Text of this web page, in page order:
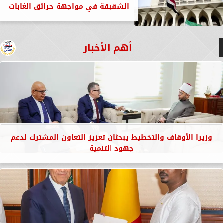
الشقيقة في مواجهة حرائق الغابات
أهم الأخبار
وزيرا الأوقاف والتخطيط يبحثان تعزيز التعاون المشترك لدعم
جهود التنمية